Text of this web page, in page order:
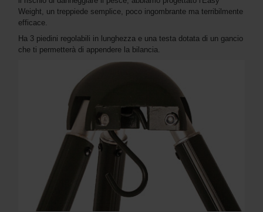
Weight, un treppiede semplice, poco ingombrante ma terribilmente
efficace.
Ha 3 piedini regolabili in lunghezza e una testa dotata di un gancio
che ti permetterà di appendere la bilancia.